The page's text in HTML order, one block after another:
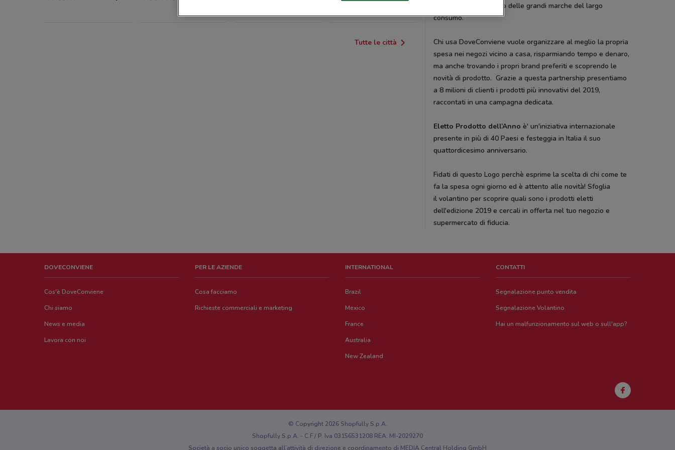
Tutte le città
innovazioni di prodotto delle grandi marche del largo
consumo.
Chi usa DoveConviene vuole organizzare al meglio la propria
spesa nei negozi vicino a casa, risparmiando tempo e denaro,
ma anche trovando i propri brand preferiti e scoprendo le
novità di prodotto. Grazie a questa partnership presentiamo
a 8 milioni di clienti i prodotti più innovativi del 2019,
raccontati in una campagna dedicata.
Eletto Prodotto dell’Anno è' un'iniziativa internazionale
presente in più di 40 Paesi e festeggia in Italia il suo
quattordicesimo anniversario.
Fidati di questo Logo perchè esprime la scelta di chi come te
fa la spesa ogni giorno ed è attento alle novità! Sfoglia
il volantino per scoprire quali sono i prodotti eletti
dell'edizione 2019 e cercali in offerta nel tuo negozio e
supermercato di fiducia.
DOVECONVIENE
Cos'è DoveConviene
Chi siamo
News e media
Lavora con noi
PER LE AZIENDE
Cosa facciamo
Richieste commerciali e marketing
INTERNATIONAL
Brazil
Mexico
France
Australia
New Zealand
CONTATTI
Segnalazione punto vendita
Segnalazione Volantino
Hai un malfunzionamento sul web o sull'app?
© Copyright 2026 Shopfully S.p.A.
Shopfully S.p.A. - C.F / P. Iva 03156531208 REA: MI-2029270
Società a socio unico soggetta all’attività di direzione e coordinamento di MEDIA Central Holding GmbH